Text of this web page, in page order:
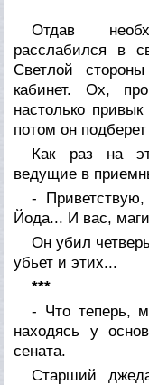
Отдав
расслабился в
Светлой
кабинет. Ох,
настолько
потом он
Как раз на
ведущие в
-
Йода... И вас,
Он убил
убьет и этих...
***
- Что теперь,
находясь у
сената.
Старший